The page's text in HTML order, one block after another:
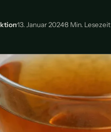
·13. Januar 2024·8 Min. Lesezeit